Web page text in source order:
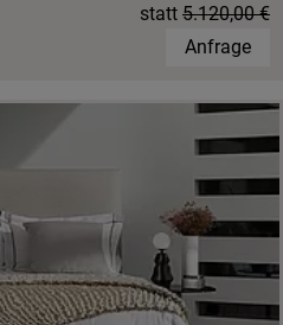
statt 5.120,00 €
Anfrage